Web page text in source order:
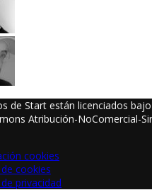
de Start están licenciados
Atribución-NoComercial-
cookies
cookies
privacidad